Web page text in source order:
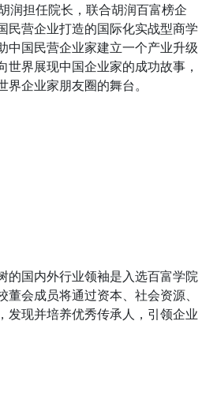
润担任院长，联合胡润百富榜企
民营企业打造的国际化实战型商学
中国民营企业家建立一个产业升级
世界展现中国企业家的成功故事，
企业家朋友圈的舞台。
的国内外行业领袖是入选百富学院
会成员将通过资本、社会资源、
发现并培养优秀传承人，引领企业